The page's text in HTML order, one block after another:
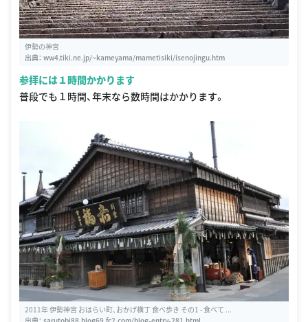
伊勢の神宮
出典： ww4.tiki.ne.jp/~kameyama/mametisiki/isenojingu.htm
参拝には１時間かかります
普段でも１時間、年末なら数時間はかかります。
2011年 伊勢神宮 おはらい町、おかげ横丁 食べ歩き その1 - 食べて ...